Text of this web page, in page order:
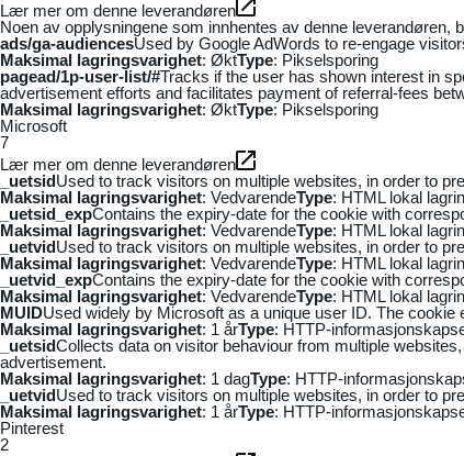
Lær mer om denne leverandøren
Noen av opplysningene som innhentes av denne
ads/ga-audiencesUsed by Google AdWords to re-engage
Maksimal lagringsvarighet: ØktType: Pikselsporing
pagead/1p-user-list/#Tracks if the user has shown interest in
advertisement efforts and facilitates payment of referral-fees
Maksimal lagringsvarighet: ØktType: Pikselsporing
Microsoft
7
Lær mer om denne leverandøren
_uetsidUsed to track visitors on multiple websites, in order to
Maksimal lagringsvarighet: VedvarendeType: HTML lokal
_uetsid_expContains the expiry-date for the cookie with
Maksimal lagringsvarighet: VedvarendeType: HTML lokal
_uetvidUsed to track visitors on multiple websites, in order to
Maksimal lagringsvarighet: VedvarendeType: HTML lokal
_uetvid_expContains the expiry-date for the cookie with
Maksimal lagringsvarighet: VedvarendeType: HTML lokal
MUIDUsed widely by Microsoft as a unique user ID. The
Maksimal lagringsvarighet: 1 årType: HTTP-
_uetsidCollects data on visitor behaviour from multiple
advertisement.
Maksimal lagringsvarighet: 1 dagType: HTTP-
_uetvidUsed to track visitors on multiple websites, in order to
Maksimal lagringsvarighet: 1 årType: HTTP-
Pinterest
2